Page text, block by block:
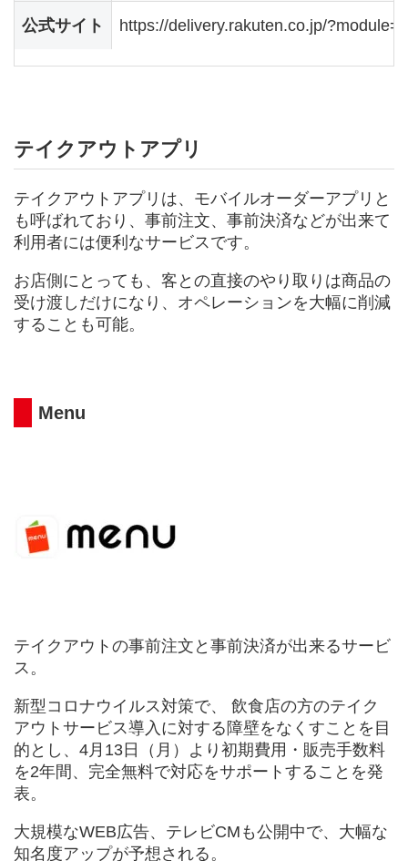
公式サイト https://delivery.rakuten.co.jp/
テイクアウトアプリ
テイクアウトアプリは、モバイルオーダーアプリと
も呼ばれており、事前注文、事前決済などが出来て
利用者には便利なサービスです。
お店側にとっても、客との直接のやり取りは商品の
受け渡しだけになり、オペレーションを大幅に削減
することも可能。
Menu
テイクアウトの事前注文と事前決済が出来るサービ
ス。
新型コロナウイルス対策で、 飲食店の方のテイク
アウトサービス導入に対する障壁をなくすことを目
的とし、4月13日（月）より初期費用・販売手数料
を2年間、完全無料で対応をサポートすることを発
表。
大規模なWEB広告、テレビCMも公開中で、大幅な
知名度アップが予想される。